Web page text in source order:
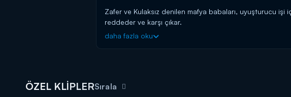
Zafer ve Kulaksız denilen mafya babaları, uyuşturucu
reddeder ve karşı çıkar.
daha fazla oku
ÖZEL KLİPLERSırala